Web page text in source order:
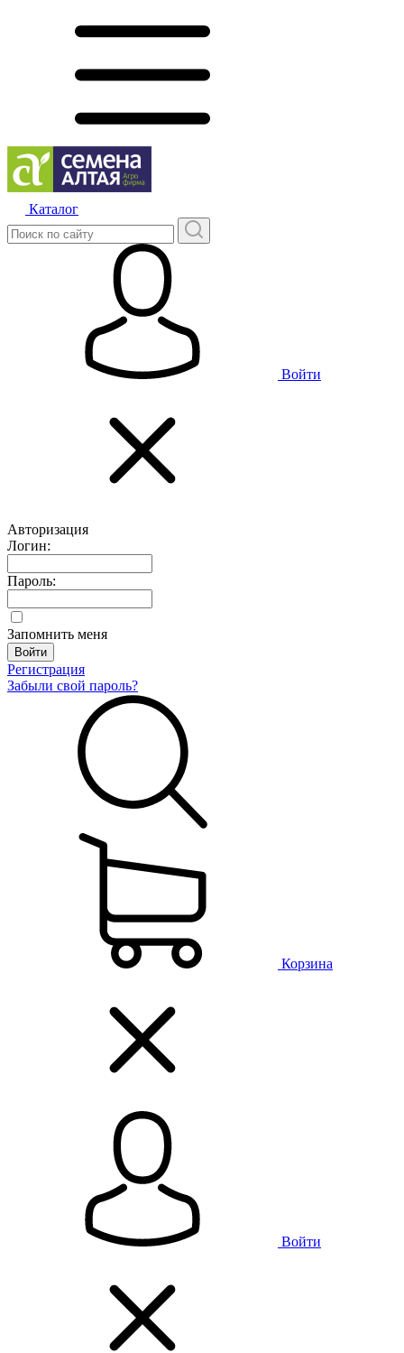
Каталог
Войти
Авторизация
Логин:
Пароль:
Запомнить меня
Регистрация
Забыли свой пароль?
Корзина
Войти